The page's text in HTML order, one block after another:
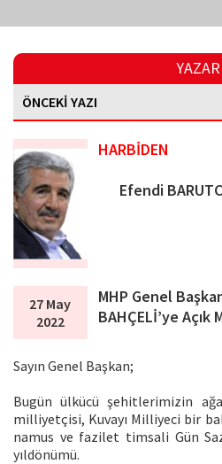
YAZAR
ÖNCEKİ YAZI
HARBİDEN
Efendi
27 May
2022
MHP Genel
BAHÇELİ’ye Açık
Sayın Genel Başkan;
Bugün ülkücü şehitlerimizin
milliyetçisi, Kuvayı Milliyeci bir
namus ve fazilet timsali Gün
yıldönümü.